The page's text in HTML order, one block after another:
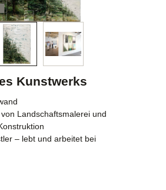
Kunstwerks
Landschaftsmalerei und
– lebt und arbeitet bei